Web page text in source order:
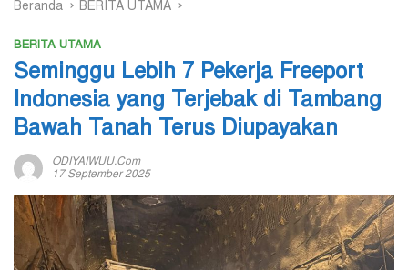
Beranda BERITA UTAMA
BERITA UTAMA
Seminggu Lebih 7 Pekerja Freeport
Indonesia yang Terjebak di Tambang
Bawah Tanah Terus Diupayakan
ODIYAIWUU.com
17 September 2025